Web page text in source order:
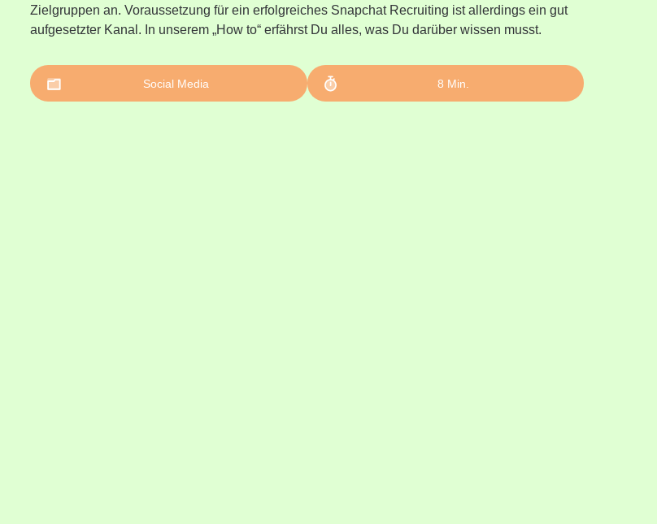
Zielgruppen an. Voraussetzung für ein erfolgreiches Snapchat Recruiting ist allerdings ein gut
aufgesetzter Kanal. In unserem „How to“ erfährst Du alles, was Du darüber wissen musst.
Social Media 8 Min.